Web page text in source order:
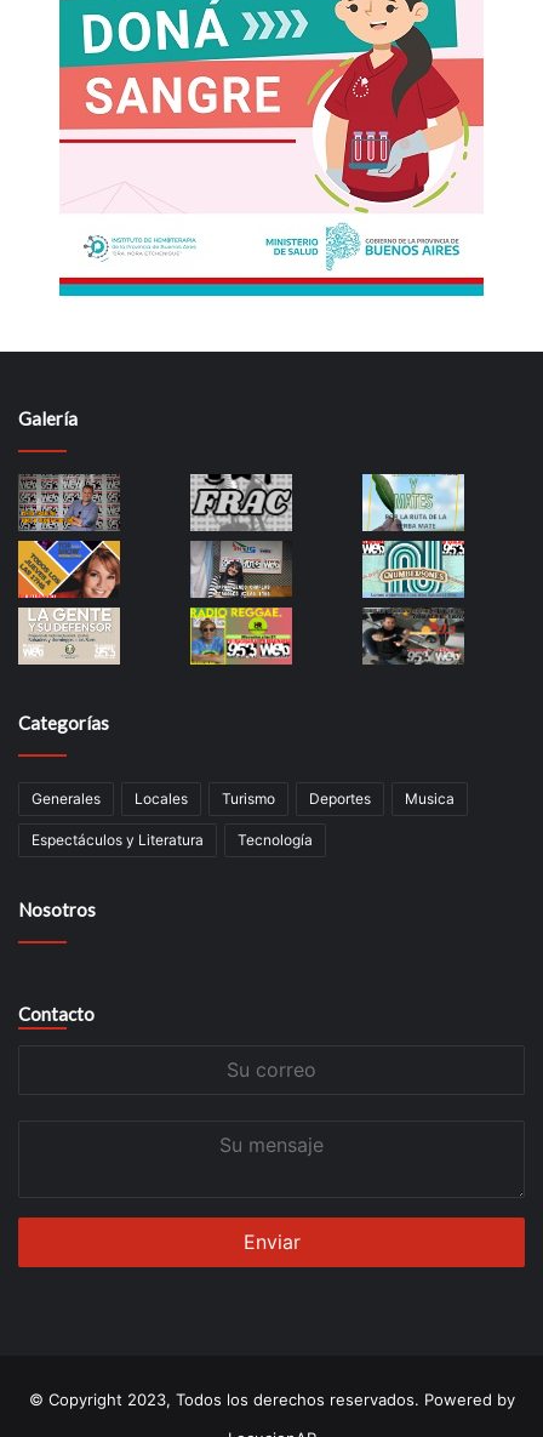
Galería
Categorías
Generales Locales Turismo Deportes Musica
Espectáculos y Literatura Tecnología
Nosotros
Contacto
© Copyright 2023, Todos los derechos reservados. Powered by